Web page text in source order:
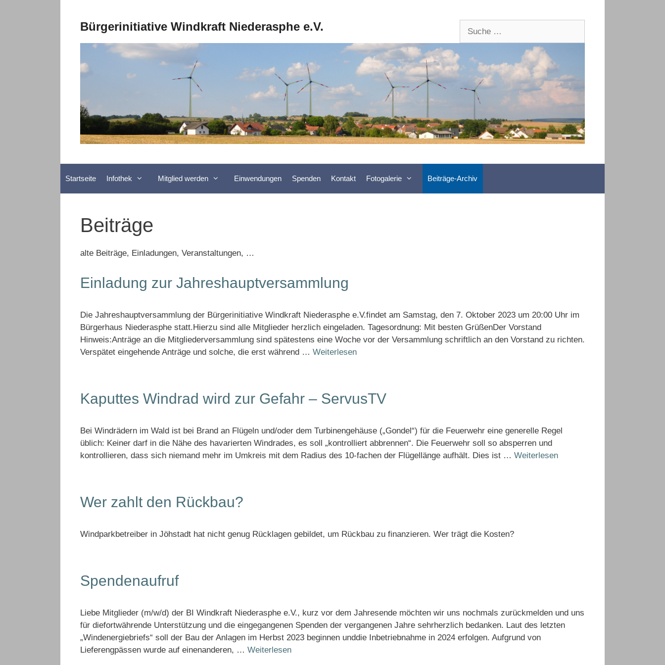
Bürgerinitiative Windkraft Niederasphe e.V.
Startseite Infothek Mitglied werden Einwendungen Spenden Kontakt Fotogalerie Beiträge-Archiv
Beiträge
alte Beiträge, Einladungen, Veranstaltungen, …
Einladung zur Jahreshauptversammlung
Die Jahreshauptversammlung der Bürgerinitiative Windkraft Niederasphe e.V.findet am Samstag, den 7. Oktober 2023 um 20:00 Uhr im
Bürgerhaus Niederasphe statt.Hierzu sind alle Mitglieder herzlich eingeladen. Tagesordnung: Mit besten GrüßenDer Vorstand
Hinweis:Anträge an die Mitgliederversammlung sind spätestens eine Woche vor der Versammlung schriftlich an den Vorstand zu richten.
Verspätet eingehende Anträge und solche, die erst während … Weiterlesen
Kaputtes Windrad wird zur Gefahr – ServusTV
Bei Windrädern im Wald ist bei Brand an Flügeln und/oder dem Turbinengehäuse („Gondel“) für die Feuerwehr eine generelle Regel
üblich: Keiner darf in die Nähe des havarierten Windrades, es soll „kontrolliert abbrennen“. Die Feuerwehr soll so absperren und
kontrollieren, dass sich niemand mehr im Umkreis mit dem Radius des 10-fachen der Flügellänge aufhält. Dies ist … Weiterlesen
Wer zahlt den Rückbau?
Windparkbetreiber in Jöhstadt hat nicht genug Rücklagen gebildet, um Rückbau zu finanzieren. Wer trägt die Kosten?
Spendenaufruf
Liebe Mitglieder (m/w/d) der BI Windkraft Niederasphe e.V., kurz vor dem Jahresende möchten wir uns nochmals zurückmelden und uns
für diefortwährende Unterstützung und die eingegangenen Spenden der vergangenen Jahre sehrherzlich bedanken. Laut des letzten
„Windenergiebriefs“ soll der Bau der Anlagen im Herbst 2023 beginnen unddie Inbetriebnahme in 2024 erfolgen. Aufgrund von
Lieferengpässen wurde auf einenanderen, … Weiterlesen